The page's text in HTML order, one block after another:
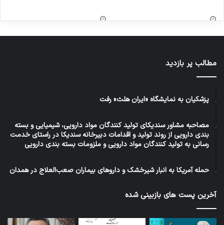
مطالب پر بازدید
پزشکیان به نمایشگاه «ایران هلث» رفت
مصاحبه مشاور سندیکای تولید کنندگان مواد دارویی، شیمیایی و بسته
بندی دارویی از روند تولید و اقدامات دبیرخانه سندیکا در راستای خدمت
رسانی به تولید کنندگان مواد دارویی و ملزومات بسته بندی دارویی
حمله آمریکا به انبار شیرخشک و داروهای بیماران صعب‌العلاج در همدان
آخرین پست های بازبینی شده